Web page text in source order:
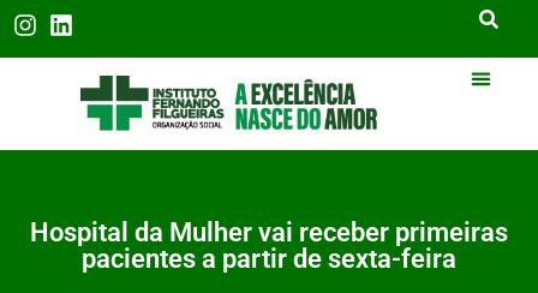
Hospital da Mulher vai receber primeiras
pacientes a partir de sexta-feira